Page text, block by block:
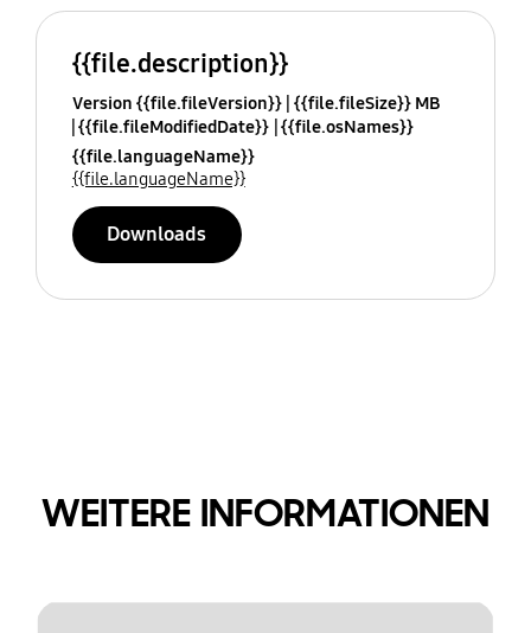
{{file.description}}
Version {{file.fileVersion}} {{file.fileSize}} MB
{{file.fileModifiedDate}} {{file.osNames}}
{{file.languageName}}
{{file.languageName}}
Downloads
WEITERE INFORMATIONEN